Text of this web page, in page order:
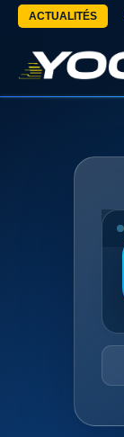
ACTUALITÉS